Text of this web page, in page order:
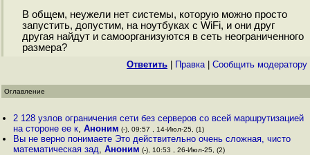
В общем, неужели нет системы, которую можно просто
запустить, допустим, на ноутбуках с WiFi, и они друг
другая найдут и самоорганизуются в сеть неограниченного
размера?
Ответить Правка| Cообщить модератору
Оглавление
2 128 узлов ограничения сети без серверов со всей маршрутизацией
на стороне ее к,Аноним (-), 09:57 , 14-Июл-25, (1)
Вы не верно понимаете Это действительно очень сложная, чисто
математическая зад,Аноним (-), 10:53 , 26-Июл-25, (2)